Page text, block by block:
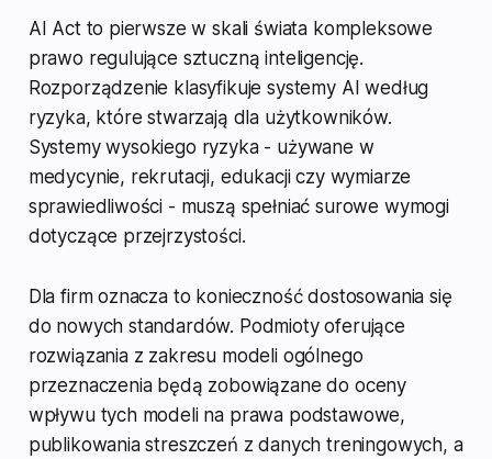
AI Act to pierwsze w skali świata kompleksowe
prawo regulujące sztuczną inteligencję.
Rozporządzenie klasyfikuje systemy AI według
ryzyka, które stwarzają dla użytkowników.
Systemy wysokiego ryzyka - używane w
medycynie, rekrutacji, edukacji czy wymiarze
sprawiedliwości - muszą spełniać surowe wymogi
dotyczące przejrzystości.
Dla firm oznacza to konieczność dostosowania się
do nowych standardów. Podmioty oferujące
rozwiązania z zakresu modeli ogólnego
przeznaczenia będą zobowiązane do oceny
wpływu tych modeli na prawa podstawowe,
publikowania streszczeń z danych treningowych, a